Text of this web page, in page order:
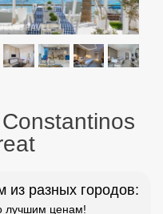
из разных городов:
лучшим ценам!
Казань
Минеральные Воды
Оренбург